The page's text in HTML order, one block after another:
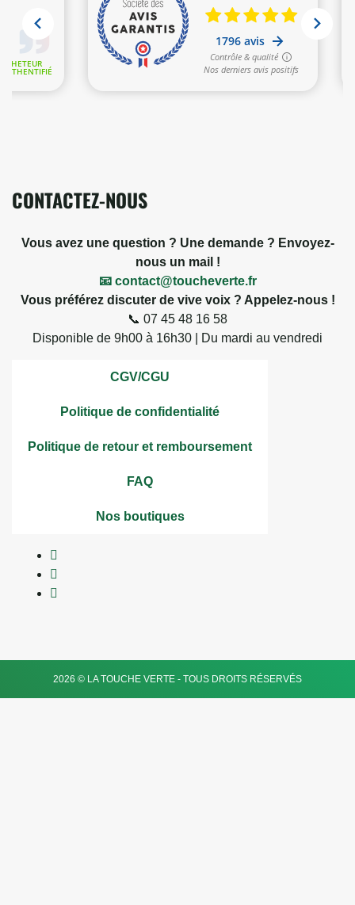
CONTACTEZ-NOUS
Vous avez une question ? Une demande ? Envoyez-
nous un mail !
📧 contact@toucheverte.fr
Vous préférez discuter de vive voix ? Appelez-nous !
📞 07 45 48 16 58
Disponible de 9h00 à 16h30 | Du mardi au vendredi
CGV/CGU
Politique de confidentialité
Politique de retour et remboursement
FAQ
Nos boutiques
2026 © LA TOUCHE VERTE - TOUS DROITS RÉSERVÉS